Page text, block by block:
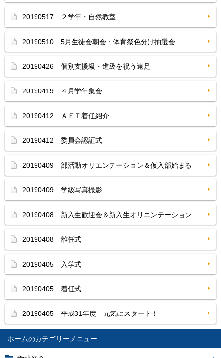
ホーム
20190517 ２学年・自然教室
20190510 5月生徒会朝会・体育祭色分け抽選会
20190426 個別支援級・進級を祝う遠足
20190419 ４月学年集会
20190412 ＡＥＴ着任紹介
20190412 委員会認証式
20190409 部活動オリエンテーション＆仮入部始まる
20190409 学級写真撮影
20190408 新入生歓迎会＆新入生オリエンテーション
20190408 離任式
20190405 入学式
20190405 着任式
20190405 平成31年度 元気にスタート！